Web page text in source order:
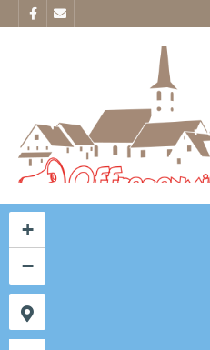
5788, 14
+
−